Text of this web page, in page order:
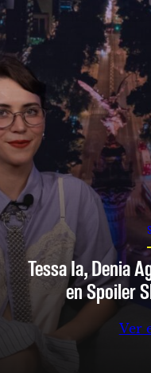
Tessa Ia, Denia
en Spoiler
Ver